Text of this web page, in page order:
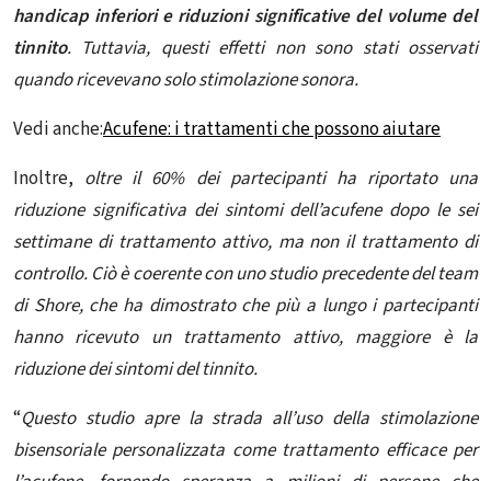
handicap inferiori e riduzioni significative del volume del
tinnito. Tuttavia, questi effetti non sono stati osservati
quando ricevevano solo stimolazione sonora.
Vedi anche:Acufene: i trattamenti che possono aiutare
Inoltre, oltre il 60% dei partecipanti ha riportato una
riduzione significativa dei sintomi dell’acufene dopo le sei
settimane di trattamento attivo, ma non il trattamento di
controllo. Ciò è coerente con uno studio precedente del team
di Shore, che ha dimostrato che più a lungo i partecipanti
hanno ricevuto un trattamento attivo, maggiore è la
riduzione dei sintomi del tinnito.
“Questo studio apre la strada all’uso della stimolazione
bisensoriale personalizzata come trattamento efficace per